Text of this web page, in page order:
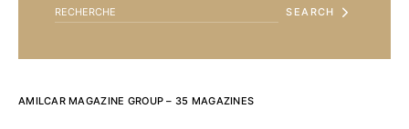
SEARCH
AMILCAR MAGAZINE GROUP – 35 MAGAZINES